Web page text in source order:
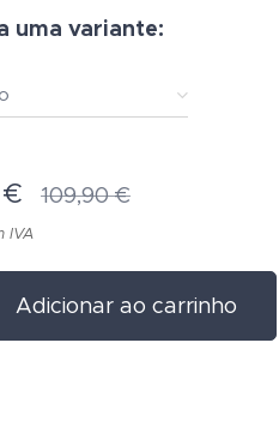
uma variante:
€ 109,90€
IVA
Adicionar ao carrinho